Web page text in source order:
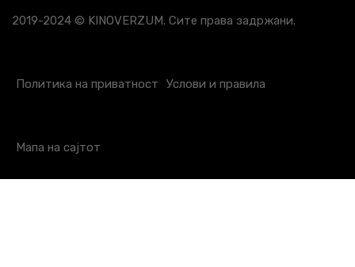
2019-2024 © KINOVERZUM. Сите права задржани.
Политика на приватност Услови и правила
Мапа на сајтот